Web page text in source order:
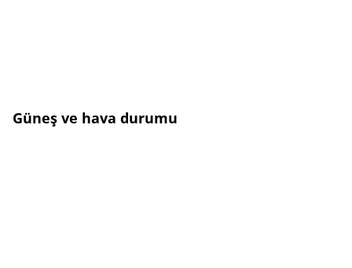
Güneş ve hava durumu